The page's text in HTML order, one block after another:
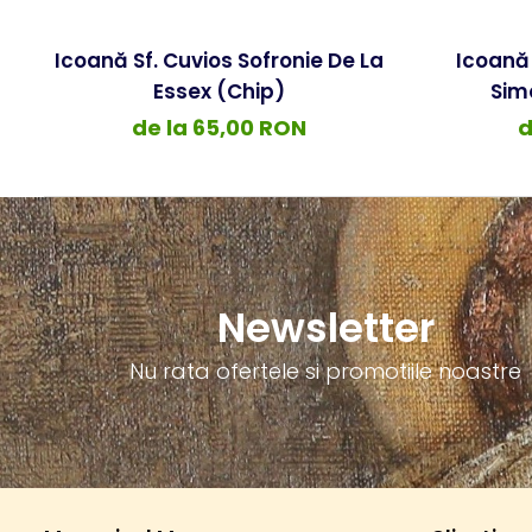
Icoană Sf. Cuvios Sofronie De La
Essex (Chip)
de la 65,00 RON
Icoană
Newsletter
Nu rata ofertele si promotiile noastre